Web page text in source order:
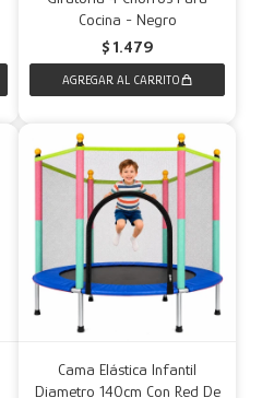
Cocina - Negro
$ 1.479
Cama Elástica Infantil
Diametro 140cm Con Red De